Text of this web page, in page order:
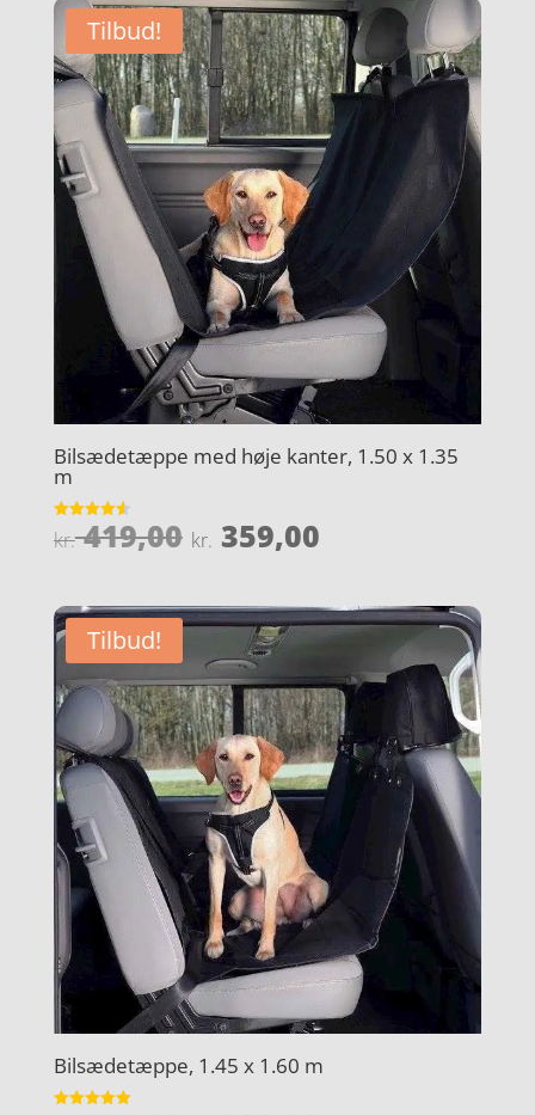
Tilbud!
Bilsædetæppe med høje kanter, 1.50 x 1.35
m
Vurderet
4.6
kr.419,00 Den
oprindelige
pris
var:
kr. 419,00.
kr. 359,00Den
pris
er:
kr. 359,00.
Tilbud!
Bilsædetæppe, 1.45 x 1.60 m